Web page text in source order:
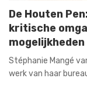
De Houten
kritische
Stéphanie Mangé
werk van haar